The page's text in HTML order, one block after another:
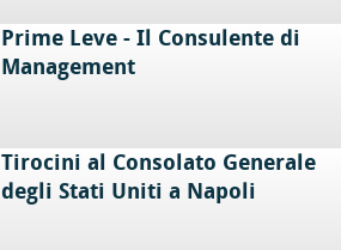
Prime Leve - Il Consulente di
Management
Tirocini al Consolato Generale
degli Stati Uniti a Napoli